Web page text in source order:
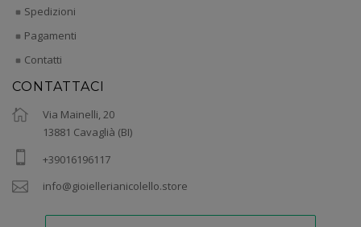
Spedizioni
Pagamenti
Contatti
CONTATTACI
Via Mainelli, 20
13881 Cavaglià (BI)
+39016196117
info@gioiellerianicolello.store